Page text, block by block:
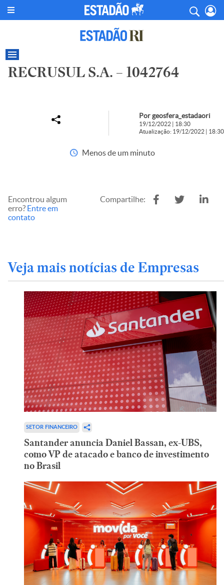
RECRUSUL S.A. – 1042764
Por geosfera_estadaori
19/12/2022 | 18:30
Atualização: 19/12/2022 | 18:30
Menos de um minuto
Encontrou algum
erro? Entre em
contato
Compartilhe:
Veja mais notícias de Empresas
SETOR FINANCEIRO
Santander anuncia Daniel Bassan, ex-UBS,
como VP de atacado e banco de investimento
no Brasil